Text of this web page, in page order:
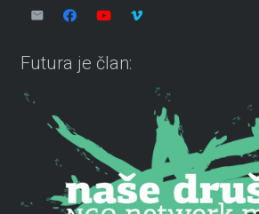
Futura je član: